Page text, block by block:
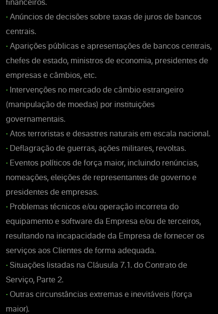
financeiros.
• Anúncios de decisões sobre taxas de juros de bancos
centrais.
• Aparições públicas e apresentações de bancos centrais,
chefes de estado, ministros de economia, presidentes de
empresas e câmbios, etc.
• Intervenções no mercado de câmbio estrangeiro
(manipulação de moedas) por instituições
governamentais.
• Atos terroristas e desastres naturais em escala nacional.
• Deflagração de guerras, ações militares, revoltas.
• Eventos políticos de força maior, incluindo renúncias,
nomeações, eleições de representantes de governo e
presidentes de empresas.
• Problemas técnicos e/ou operação incorreta do
equipamento e software da Empresa e/ou de terceiros,
resultando na incapacidade da Empresa de fornecer os
serviços aos Clientes de forma adequada.
• Situações listadas na Cláusula 7.1. do Contrato de
Serviço, Parte 2.
• Outras circunstâncias extremas e inevitáveis (força
maior).